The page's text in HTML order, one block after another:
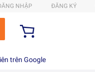
NHẬP ĐĂNG KÝ
trên Google